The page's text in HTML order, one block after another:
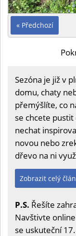
« Předchozí
Sezóna je již v
domu, chaty
přemýšlíte, co
se chcete
nechat
novou nebo
dřevo na ni
Zobrazit celý
P.S. Řešíte
Navštivte
se uskuteční